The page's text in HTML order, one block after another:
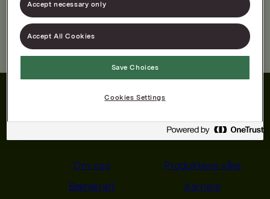
Ingen treff på søket ditt. Prøv igjen.
Om oss
Produktene våre
Bærekraft
Karriere
Accept necessary only
Accept All Cookies
Save Choices
Cookies Settings